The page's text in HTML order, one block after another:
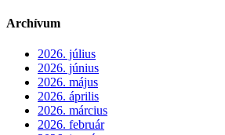
Archívum
2026. július
2026. június
2026. május
2026. április
2026. március
2026. február